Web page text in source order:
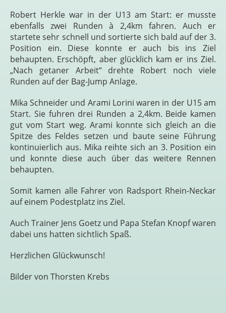
Robert Herkle war in der U13 am Start: er musste
ebenfalls zwei Runden à 2,4km fahren. Auch er
startete sehr schnell und sortierte sich bald auf der 3.
Position ein. Diese konnte er auch bis ins Ziel
behaupten. Erschöpft, aber glücklich kam er ins Ziel.
„Nach getaner Arbeit“ drehte Robert noch viele
Runden auf der Bag-Jump Anlage.
Mika Schneider und Arami Lorini waren in der U15 am
Start. Sie fuhren drei Runden a 2,4km. Beide kamen
gut vom Start weg. Arami konnte sich gleich an die
Spitze des Feldes setzen und baute seine Führung
kontinuierlich aus. Mika reihte sich an 3. Position ein
und konnte diese auch über das weitere Rennen
behaupten.
Somit kamen alle Fahrer von Radsport Rhein-Neckar
auf einem Podestplatz ins Ziel.
Auch Trainer Jens Goetz und Papa Stefan Knopf waren
dabei uns hatten sichtlich Spaß.
Herzlichen Glückwunsch!
Bilder von Thorsten Krebs